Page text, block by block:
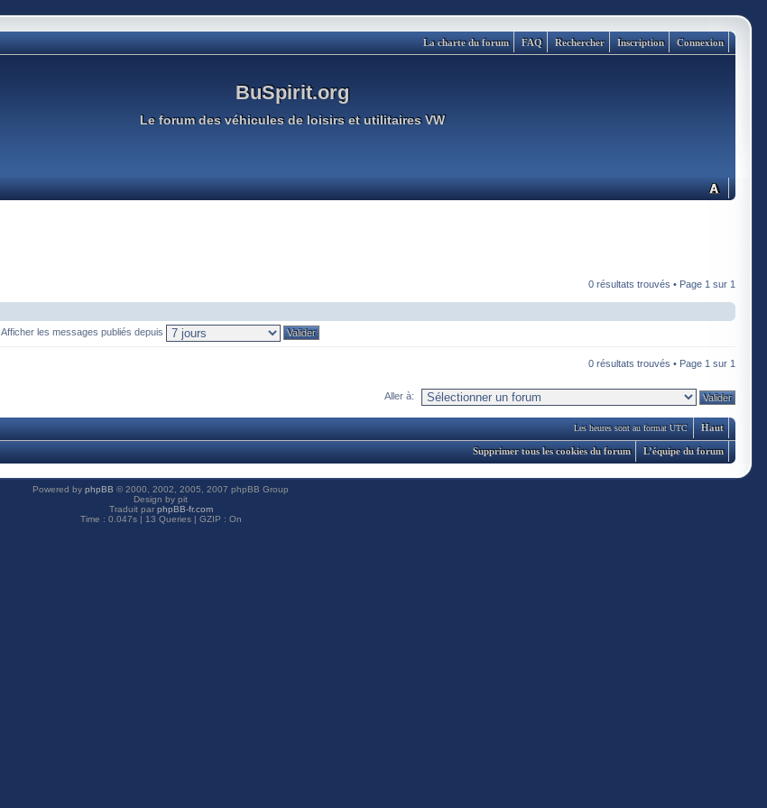
Connexion
Inscription
Rechercher
FAQ
La charte du forum
BuSpirit.org
Le forum des véhicules de loisirs et utilitaires VW
0 résultats trouvés • Page 1 sur 1
Afficher les messages publiés depuis
0 résultats trouvés • Page 1 sur 1
Aller à:
Haut
Les heures sont au format UTC
L’équipe du forum
Supprimer tous les cookies du forum
Powered by phpBB © 2000, 2002, 2005, 2007 phpBB Group
Design by pit
Traduit par phpBB-fr.com
Time : 0.047s | 13 Queries | GZIP : On